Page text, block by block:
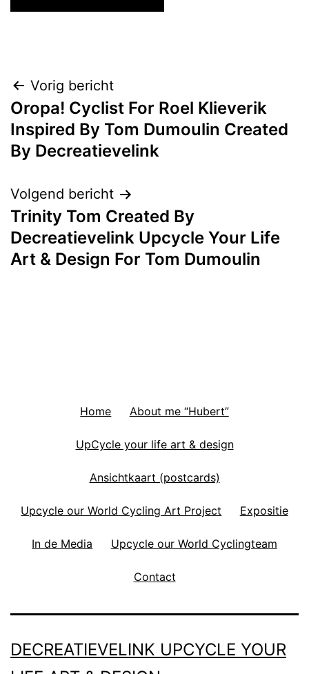
Bericht
navigatie
Vorig bericht
Oropa! Cyclist For Roel Klieverik
Inspired By Tom Dumoulin Created
By Decreatievelink
Volgend bericht
Trinity Tom Created By
Decreatievelink Upcycle Your Life
Art & Design For Tom Dumoulin
Home About me “Hubert”
UpCycle your life art & design
Ansichtkaart (postcards)
Upcycle our World Cycling Art Project Expositie
In de Media Upcycle our World Cyclingteam
Contact
DECREATIEVELINK UPCYCLE YOUR